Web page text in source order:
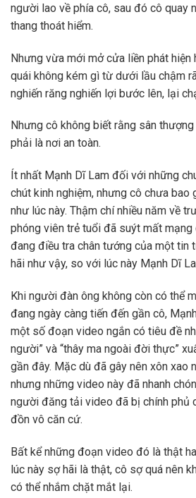
người lao về phía cô, sau đó cô quay
thang thoát hiểm.
Nhưng vừa mới mở cửa liền phát hiện
quái không kém gì từ dưới lầu chậm
nghiến răng nghiến lợi bước lên, lại
Nhưng cô không biết rằng sân
phải là nơi an toàn.
Ít nhất Mạnh Dĩ Lam đối với những
chút kinh nghiệm, nhưng cô chưa bao
như lúc này. Thậm chí nhiều năm về
phóng viên trẻ tuổi đã suýt mất
đang điều tra chân tướng của một tin
hãi như vậy, so với lúc này Mạnh Dĩ
Khi người đàn ông không còn có thể
đang ngày càng tiến đến gần cô,
một số đoạn video ngắn có tiêu đề
người” và “thây ma ngoài đời thực”
gần đây. Mặc dù đã gây nên xôn xao
nhưng những video này đã nhanh
người đăng tải video đã bị chính phủ
đồn vô căn cứ.
Bất kể những đoạn video đó là thật
lúc này sợ hãi là thật, cô sợ quá nên
có thể nhắm chặt mắt lại.